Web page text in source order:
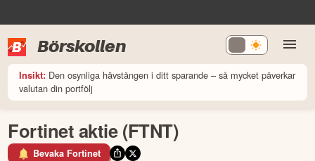
Börskollen
Insikt: Den osynliga hävstången i ditt sparande – så mycket påverkar
valutan din portfölj
Fortinet aktie (FTNT)
Bevaka Fortinet